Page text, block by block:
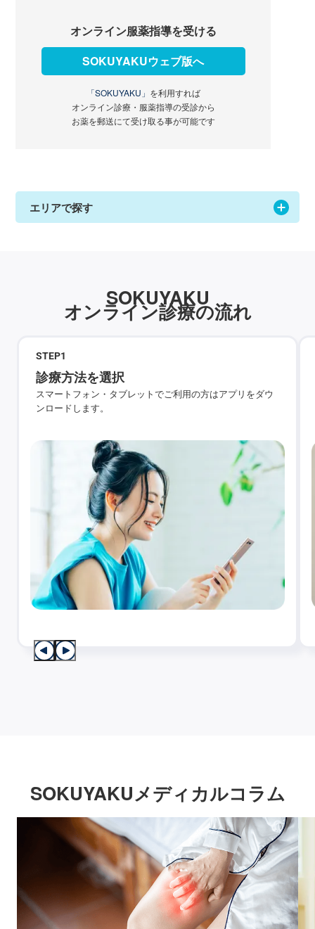
オンライン服薬指導を受ける
SOKUYAKUウェブ版へ
「SOKUYAKU」 を利用すれば
オンライン診療・服薬指導の受診から
お薬を郵送にて受け取る事が可能です
エリアで探す
SOKUYAKU
オンライン診療の流れ
STEP1
診療方法を選択
スマートフォン・タブレットでご利用の方はアプリをダウ
ンロードします。
SOKUYAKUメディカルコラム